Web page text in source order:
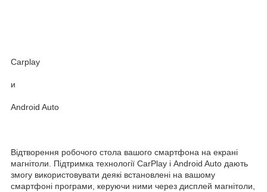
Carplay
и
Android Auto
Відтворення робочого стола вашого смартфона на екрані
магнітоли. Підтримка технології CarPlay і Android Auto дають
змогу використовувати деякі встановлені на вашому
смартфоні програми, керуючи ними через дисплей магнітоли,